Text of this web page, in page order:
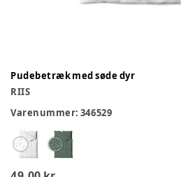
Pudebetræk med søde dyr
RIIS
Varenummer: 346529